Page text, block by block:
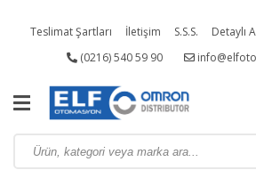
Teslimat Şartları İletişim S.S.S. Detaylı
(0216) 540 59 90